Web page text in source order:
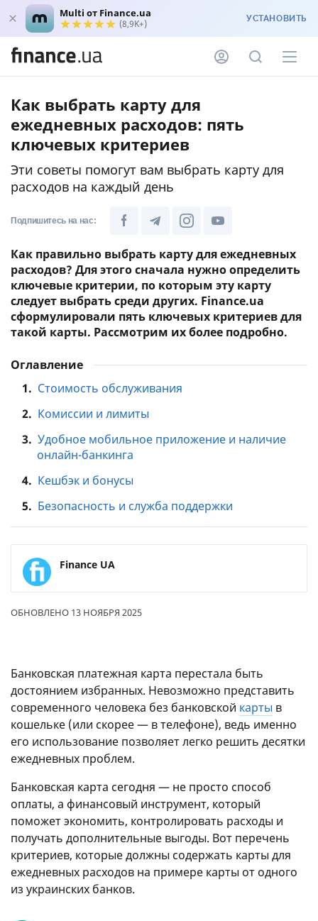
Multi от Finance.ua
(8,9K+) УСТАНОВИТЬ
Как выбрать карту для
ежедневных расходов: пять
ключевых критериев
Эти советы помогут вам выбрать карту для
расходов на каждый день
Подпишитесь на нас:
Как правильно выбрать карту для ежедневных
расходов? Для этого сначала нужно определить
ключевые критерии, по которым эту карту
следует выбрать среди других. Finance.ua
сформулировали пять ключевых критериев для
такой карты. Рассмотрим их более подробно.
Оглавление
1. Стоимость обслуживания
2. Комиссии и лимиты
3. Удобное мобильное приложение и наличие
онлайн-банкинга
4. Кешбэк и бонусы
5. Безопасность и служба поддержки
Finance UA
ОБНОВЛЕНО 13 НОЯБРЯ 2025
Банковская платежная карта перестала быть
достоянием избранных. Невозможно представить
современного человека без банковской карты в
кошельке (или скорее — в телефоне), ведь именно
его использование позволяет легко решить десятки
ежедневных проблем.
Банковская карта сегодня — не просто способ
оплаты, а финансовый инструмент, который
поможет экономить, контролировать расходы и
получать дополнительные выгоды. Вот перечень
критериев, которые должны содержать карты для
ежедневных расходов на примере карты от одного
из украинских банков.